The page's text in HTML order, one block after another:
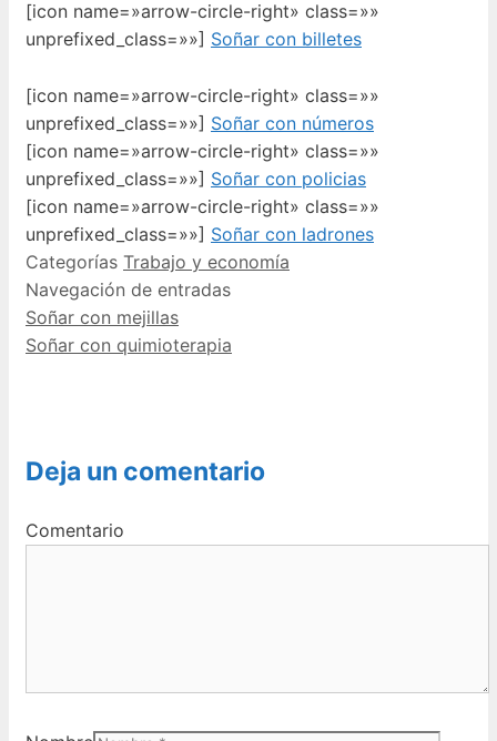
[icon name=»arrow-circle-right» class=»»
unprefixed_class=»»] Soñar con billetes
[icon name=»arrow-circle-right» class=»»
unprefixed_class=»»] Soñar con números
[icon name=»arrow-circle-right» class=»»
unprefixed_class=»»] Soñar con policias
[icon name=»arrow-circle-right» class=»»
unprefixed_class=»»] Soñar con ladrones
Categorías Trabajo y economía
Navegación de entradas
Soñar con mejillas
Soñar con quimioterapia
Deja un comentario
Comentario